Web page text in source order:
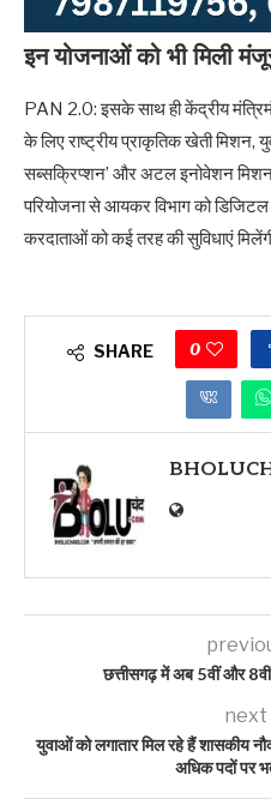
इन योजनाओं को भी मिली
PAN 2.0: इसके साथ ही केंद्रीय
के लिए राष्ट्रीय प्राकृतिक खेती मिशन,
सब्सक्रिप्शन’ और अटल इनोवेशन
परियोजना से आयकर विभाग को
करदाताओं को कई तरह की सुविधाएं
SHARE 0
छत्तीसगढ़ में अब 5वीं और 8वीं
next
युवाओं को लगातार मिल रहे हैं शासकीय
अधिक पदों पर